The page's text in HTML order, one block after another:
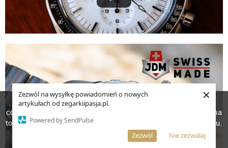
Zezwól na wysyłkę powiadomień o nowych
artykułach od zegarkiipasja.pl.
Powered by SendPulse
Nie zezwalaj
Zezwól
×
W celu poprawienia jakości usług korzystamy z plików
cookies. Pozostanie na stronie oznacza, iż wyrażasz zgodę na
to, że pliki cookies będą przechowywane w Twoim urządzeniu.
Więcej informacji